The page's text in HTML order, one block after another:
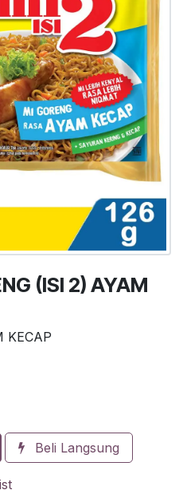
(ISI 2) AYAM
KECAP
Beli Langsung